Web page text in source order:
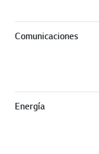
Comunicaciones
Energía